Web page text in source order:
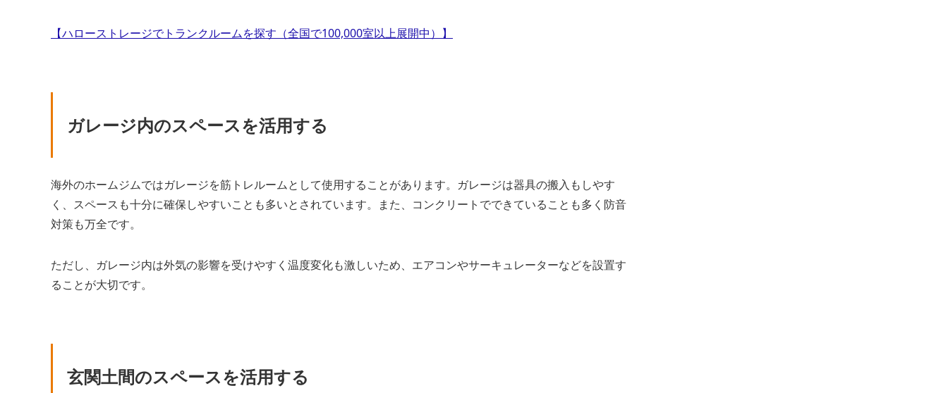
【ハローストレージでトランクルームを探す（全国で100,000室以上展開中）】
ガレージ内のスペースを活用する
海外のホームジムではガレージを筋トレルームとして使用することがあります。ガレージは器具の搬入もしやす
く、スペースも十分に確保しやすいことも多いとされています。また、コンクリートでできていることも多く防音
対策も万全です。
ただし、ガレージ内は外気の影響を受けやすく温度変化も激しいため、エアコンやサーキュレーターなどを設置す
ることが大切です。
玄関土間のスペースを活用する